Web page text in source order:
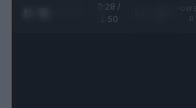
0:28 /
1:50